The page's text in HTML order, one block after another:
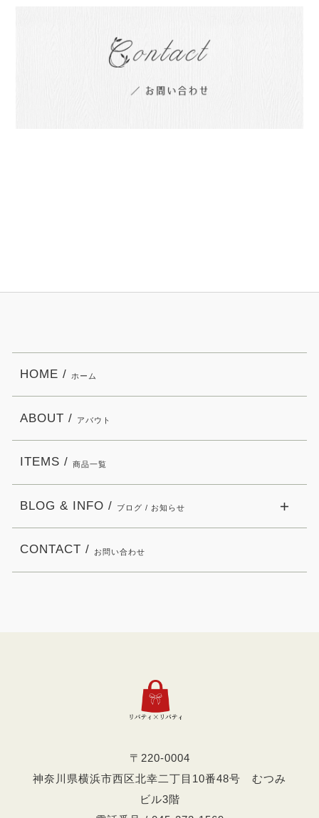
〒220-0004
神奈川県横浜市西区北幸二丁目10番48号 むつみ
ビル3階
HOME / ホーム
ABOUT / アバウト
ITEMS / 商品一覧
BLOG & INFO / ブログ / お知らせ
CONTACT / お問い合わせ